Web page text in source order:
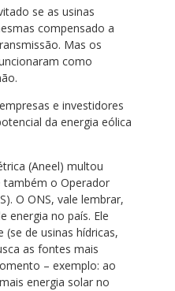
se as usinas
compensado a
Mas os
como
e investidores
da energia eólica
(Aneel) multou
também o Operador
O ONS, vale lembrar,
energia no país. Ele
de usinas hídricas,
as fontes mais
– exemplo: ao
energia solar no